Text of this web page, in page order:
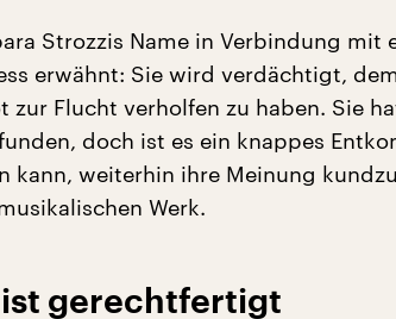
Strozzis Name in Verbindung mit
erwähnt: Sie wird verdächtigt,
zur Flucht verholfen zu haben. Sie
doch ist es ein knappes
kann, weiterhin ihre Meinung
Werk.
ist gerechtfertigt